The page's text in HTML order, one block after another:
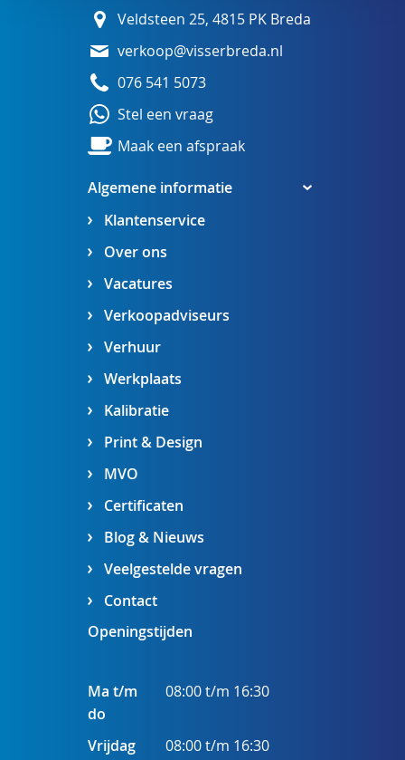
Algemene informatie
Klantenservice
Over ons
Vacatures
Verkoopadviseurs
Verhuur
Werkplaats
Kalibratie
Print & Design
MVO
Certificaten
Blog & Nieuws
Veelgestelde vragen
Contact
Veldsteen 25, 4815 PK Breda
verkoop@visserbreda.nl
076 541 5073
Stel een vraag
Maak een afspraak
Openingstijden
Ma t/m
do
08:00 t/m 16:30
Vrijdag 08:00 t/m 16:30